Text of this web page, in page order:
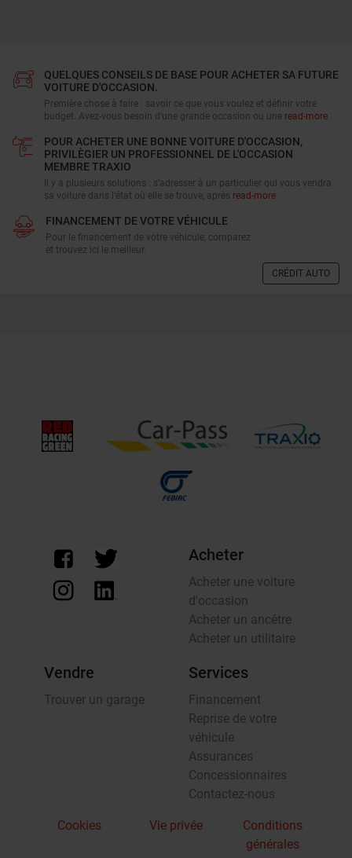
QUELQUES CONSEILS DE BASE POUR ACHETER SA FUTURE
VOITURE D'OCCASION.
Première chose à faire : savoir ce que vous voulez et définir votre
budget. Avez-vous besoin d'une grande occasion ou une read-more
POUR ACHETER UNE BONNE VOITURE D'OCCASION,
PRIVILÈGIER UN PROFESSIONNEL DE L'OCCASION
MEMBRE TRAXIO
Il y a plusieurs solutions : s’adresser à un particulier qui vous vendra
sa voiture dans l’état où elle se trouve, après read-more
FINANCEMENT DE VOTRE VÉHICULE
Pour le financement de votre véhicule, comparez
et trouvez ici le meilleur.
CRÉDIT AUTO
Acheter
Acheter une voiture
d'occasion
Acheter un ancêtre
Acheter un utilitaire
Vendre
Trouver un garage
Services
Financement
Reprise de votre
véhicule
Assurances
Concessionnaires
Contactez-nous
Cookies Vie privée
Conditions
générales